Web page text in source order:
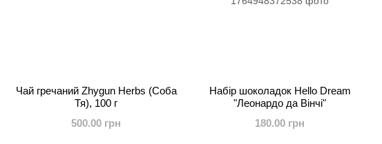
Чай гречаний Zhygun Herbs (Соба
Тя), 100 г
500.00 грн
Набір шоколадок Hello Dream
"Леонардо да Вінчі"
180.00 грн